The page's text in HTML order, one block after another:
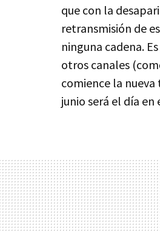
que con la
retransmisión de
ninguna cadena.
otros canales
comience la
junio será el día